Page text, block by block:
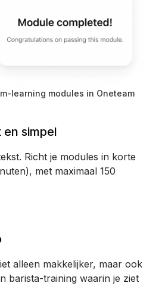
learning modules in Oneteam
simpel
Richt je modules in korte
met maximaal 150
alleen makkelijker, maar ook
barista-training waarin je ziet